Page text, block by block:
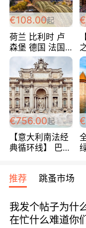
€108.00起
荷兰 比利时 卢
森堡 德国 法国
超爽玩遍西欧 循
环线 全程四星宾
馆 108欧/人/天
€756.00起
【意大利南法经
典循环线】 巴黎
宾馆 108欧/天起
全程756欧/位
推荐 跳蚤市场
我发个帖子为什
在忙什么难道你